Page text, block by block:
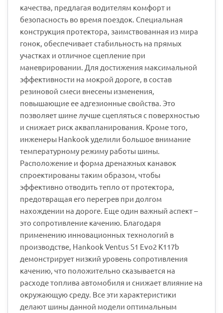
качества, предлагая водителям комфорт и
безопасность во время поездок. Специальная
конструкция протектора, заимствованная из мира
гонок, обеспечивает стабильность на прямых
участках и отличное сцепление при
маневрировании. Для достижения максимальной
эффективности на мокрой дороге, в состав
резиновой смеси внесены изменения,
повышающие ее адгезионные свойства. Это
позволяет шине лучше сцепляться с поверхностью
и снижает риск аквапланирования. Кроме того,
инженеры Hankook уделили большое внимание
температурному режиму работы шины.
Расположение и форма дренажных канавок
спроектированы таким образом, чтобы
эффективно отводить тепло от протектора,
предотвращая его перегрев при долгом
нахождении на дороге. Еще один важный аспект –
это сопротивление качению. Благодаря
применению инновационных технологий в
производстве, Hankook Ventus S1 Evo2 K117b
демонстрирует низкий уровень сопротивления
качению, что положительно сказывается на
расходе топлива автомобиля и снижает влияние на
окружающую среду. Все эти характеристики
делают шины данной модели оптимальным